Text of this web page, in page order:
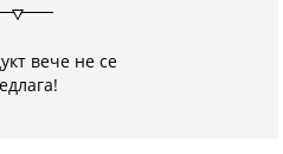
вече не се